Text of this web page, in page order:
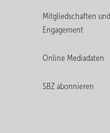
Mitgliedschaften und
Engagement
Online Mediadaten
SBZ abonnieren